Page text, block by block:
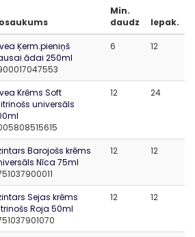
Min.
daudz
Iepak.
Ķerm.pieniņš
ādai 250ml
6 12
Krēms Soft
universāls
12 24
Barojošs krēms
Nīca 75ml
12 12
Sejas krēms
Roja 50ml
12 12